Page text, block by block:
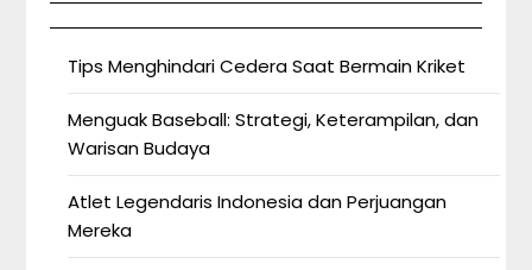
Tips Menghindari Cedera Saat Bermain Kriket
Menguak Baseball: Strategi, Keterampilan, dan
Warisan Budaya
Atlet Legendaris Indonesia dan Perjuangan
Mereka